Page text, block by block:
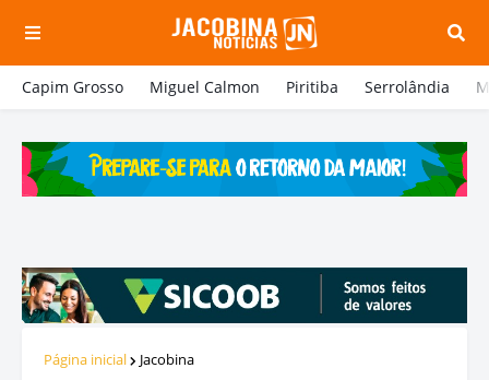
Capim Grosso Miguel Calmon Piritiba Serrolândia
Página inicial Jacobina